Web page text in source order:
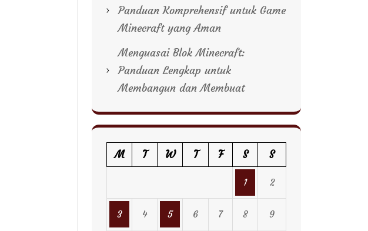
Panduan Komprehensif untuk Game
Minecraft yang Aman
Menguasai Blok Minecraft:
Panduan Lengkap untuk
Membangun dan Membuat
M T W T F S S
1 2
3 4 5 6 7 8 9